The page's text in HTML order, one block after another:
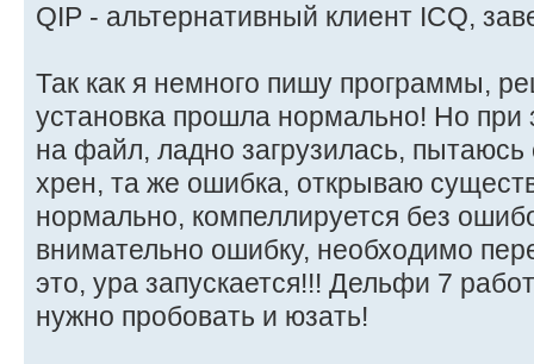
QIP - альтернативный клиент ICQ,
Так как я немного пишу программы,
установка прошла нормально! Но при
на файл, ладно загрузилась, пытаюсь
хрен, та же ошибка, открываю
нормально, компеллируется без
внимательно ошибку, необходимо
это, ура запускается!!! Дельфи 7
нужно пробовать и юзать!